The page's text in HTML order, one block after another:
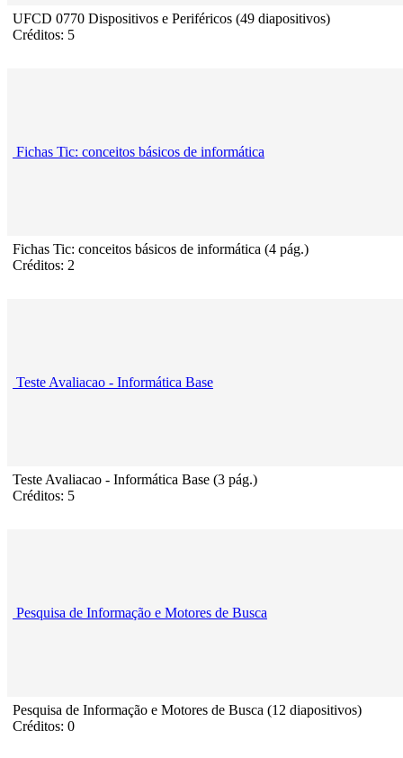
UFCD 0770 Dispositivos e Periféricos (49 diapositivos)
Créditos: 5
Fichas Tic: conceitos básicos de informática
Fichas Tic: conceitos básicos de informática (4 pág.)
Créditos: 2
Teste Avaliacao - Informática Base
Teste Avaliacao - Informática Base (3 pág.)
Créditos: 5
Pesquisa de Informação e Motores de Busca
Pesquisa de Informação e Motores de Busca (12 diapositivos)
Créditos: 0